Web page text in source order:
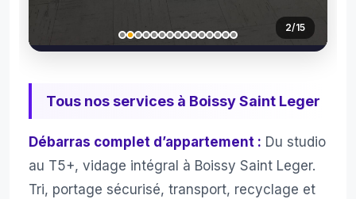
3/15
Tous nos services à Boissy Saint Leger
Débarras complet d’appartement : Du studio
au T5+, vidage intégral à Boissy Saint Leger.
Tri, portage sécurisé, transport, recyclage et